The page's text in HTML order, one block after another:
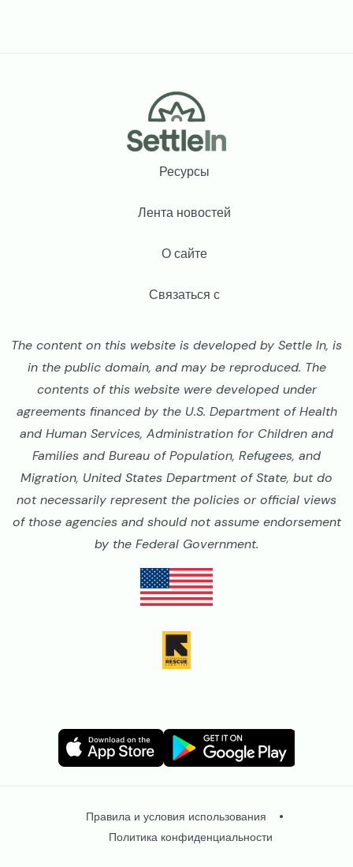
Ресурсы
Лента новостей
О сайте
Связаться с
The content on this website is developed by Settle In, is
in the public domain, and may be reproduced. The
contents of this website were developed under
agreements financed by the U.S. Department of Health
and Human Services, Administration for Children and
Families and Bureau of Population, Refugees, and
Migration, United States Department of State, but do
not necessarily represent the policies or official views
of those agencies and should not assume endorsement
by the Federal Government.
Image Image
Правила и условия использования
Политика конфиденциальности